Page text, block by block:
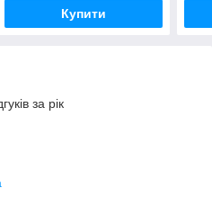
Купити
за рік